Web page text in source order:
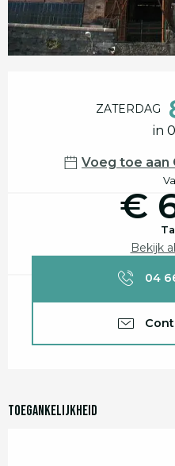
ZATERDAG
in
Voeg toe aan
€
Bekijk
04
Toegankelijkheid